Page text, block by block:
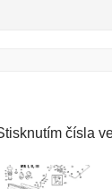
čísla